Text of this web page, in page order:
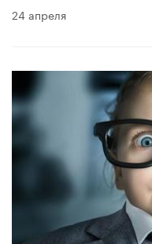
24 апреля